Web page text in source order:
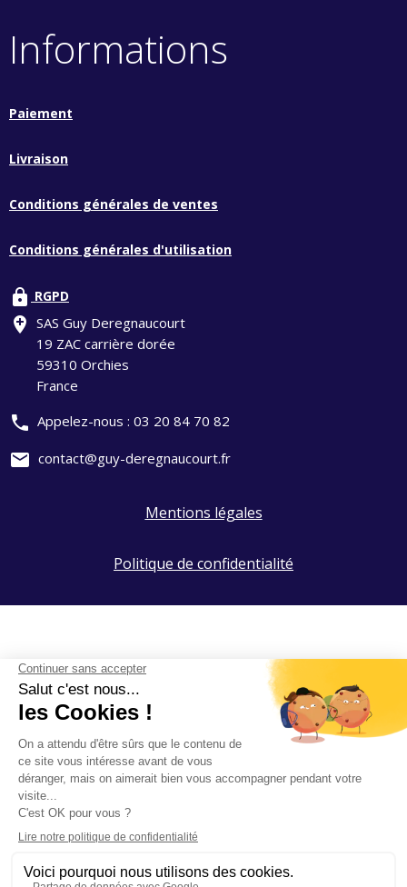
Informations
Paiement
Livraison
Conditions générales de ventes
Conditions générales d'utilisation
lock RGPD
add_location SAS Guy Deregnaucourt
19 ZAC carrière dorée
59310 Orchies
France
phone Appelez-nous : 03 20 84 70 82
mail contact@guy-deregnaucourt.fr
Mentions légales
Politique de confidentialité